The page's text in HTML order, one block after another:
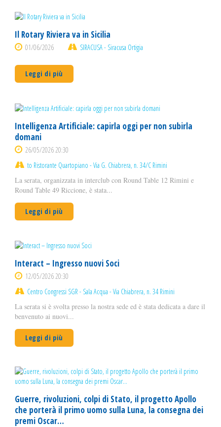
Il Rotary Riviera va in Sicilia
01/06/2026 SIRACUSA - Siracusa Ortigia
Leggi di più
Intelligenza Artificiale: capirla oggi per non subirla
domani
26/05/2026 20:30
to Ristorante Quartopiano - Via G. Chiabrera, n. 34/C Rimini
La serata, organizzata in interclub con Round Table 12 Rimini e
Round Table 49 Riccione, è stata...
Leggi di più
Interact – Ingresso nuovi Soci
12/05/2026 20:30
Centro Congressi SGR - Sala Acqua - Via Chiabrera, n. 34 Rimini
La serata si è svolta presso la nostra sede ed è stata dedicata a dare il
benvenuto ai nuovi...
Leggi di più
Guerre, rivoluzioni, colpi di Stato, il progetto Apollo
che porterà il primo uomo sulla Luna, la consegna dei
premi Oscar…